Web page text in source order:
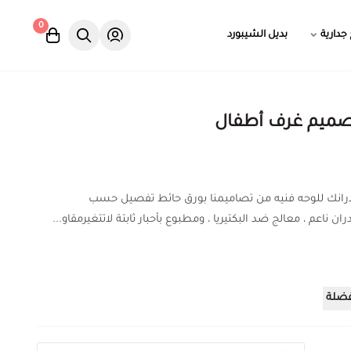
جدارية بديل الشيبورد
0
غرف أطفال
للوحه فنيه من تصاميمنا بورق حائط تفصيل حسب
ناعم ، معالج ضد البكتيريا ، ومطبوع بأحبار ثابتة لاتتغيرمقاو...